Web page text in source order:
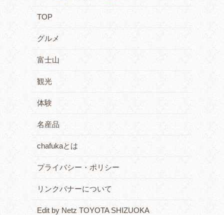
TOP
グルメ
富士山
観光
体験
名産品
chafukaとは
プライバシー・ポリシー
リンクバナーについて
Edit by Netz TOYOTA SHIZUOKA